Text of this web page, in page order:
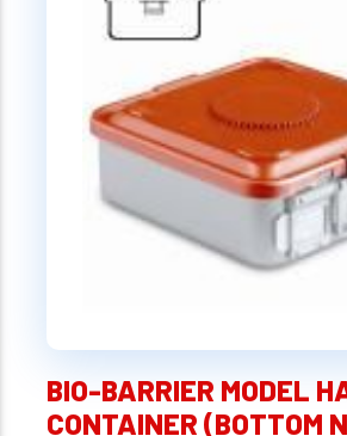
BIO-BARRIER MODEL
CONTAINER (BOTTOM